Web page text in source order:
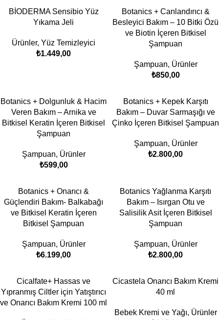
BİODERMA Sensibio Yüz
Yıkama Jeli
Ürünler, Yüz Temizleyici
₺1.449,00
Botanics + Canlandırıcı &
Besleyici Bakım – 10 Bitki Özü
ve Biotin İçeren Bitkisel
Şampuan
Şampuan, Ürünler
₺850,00
Botanics + Dolgunluk & Hacim
Veren Bakım – Arnika ve
Bitkisel Keratin İçeren Bitkisel
Şampuan
Şampuan, Ürünler
₺599,00
Botanics + Kepek Karşıtı
Bakım – Duvar Sarmaşığı ve
Çinko İçeren Bitkisel Şampuan
Şampuan, Ürünler
₺2.800,00
Botanics + Onarıcı &
Güçlendiri Bakım- Balkabağı
ve Bitkisel Keratin İçeren
Bitkisel Şampuan
Şampuan, Ürünler
₺6.199,00
Botanics Yağlanma Karşıtı
Bakım – Isırgan Otu ve
Salisilik Asit İçeren Bitkisel
Şampuan
Şampuan, Ürünler
₺2.800,00
Cicalfate+ Hassas ve
Yıpranmış Ciltler için Yatıştırıcı
ve Onarıcı Bakım Kremi 100 ml
Cicastela Onarıcı Bakım Kremi
40 ml
Bebek Kremi ve Yağı, Ürünler